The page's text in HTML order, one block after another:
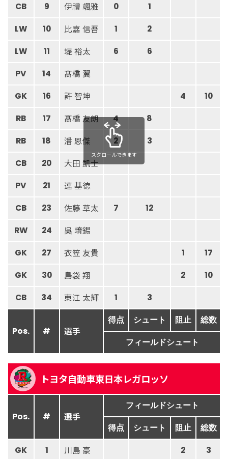
CB 9 伊禮 颯雅 0 1
LW 10 比嘉 信吾 1 2
LW 11 堤 裕太 6 6
PV 14 髙橋 翼
GK 16 許 智坤 4 10
RB 17 髙橋 友朗 4 8
RB 18 潘 恩傑 2 3
CB 20 大田 凱士
PV 21 連 基徳
CB 23 佐藤 草太 7 12
RW 24 吳 堉錫
GK 27 衣笠 友貴 1 17
GK 30 島袋 翔 2 10
CB 34 東江 太輝 1 3
Pos. # 選手
得点 シュート 阻止 総数
フィールドシュート
スクロールできます
トヨタ自動車東日本レガロッソ
Pos. # 選手
フィールドシュート
得点 シュート 阻止 総数
GK 1 川島 豪 2 3